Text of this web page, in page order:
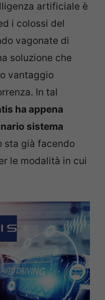
artificiale è
i colossi del
vagonate di
soluzione che
vantaggio
In tal
ha appena
sistema
sta già facendo
le modalità in cui